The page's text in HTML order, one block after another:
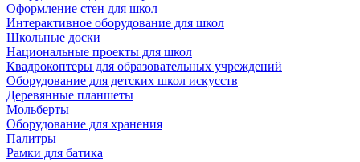
Оформление стен для школ
Интерактивное оборудование для школ
Школьные доски
Национальные проекты для школ
Квадрокоптеры для образовательных учреждений
Оборудование для детских школ искусств
Деревянные планшеты
Мольберты
Оборудование для хранения
Палитры
Рамки для батика